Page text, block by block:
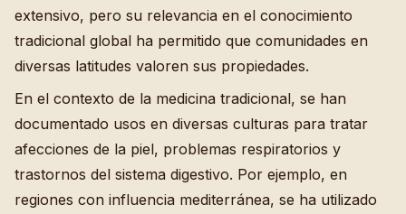
extensivo, pero su relevancia en el conocimiento
tradicional global ha permitido que comunidades en
diversas latitudes valoren sus propiedades.
En el contexto de la medicina tradicional, se han
documentado usos en diversas culturas para tratar
afecciones de la piel, problemas respiratorios y
trastornos del sistema digestivo. Por ejemplo, en
regiones con influencia mediterránea, se ha utilizado